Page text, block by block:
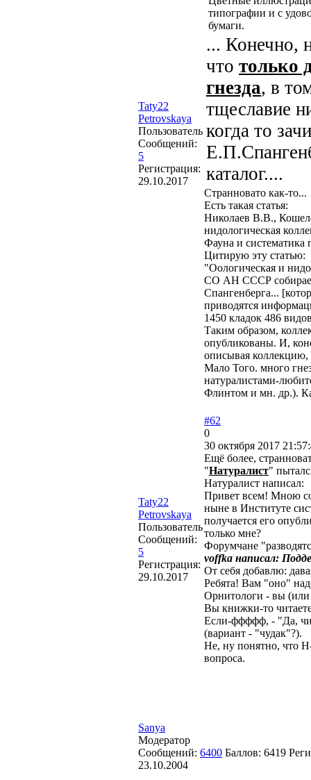
Taty22
Petrovskaya
Пользователь
Сообщений:
5
Регистрация:
29.10.2017
типографии и с
бумаги.
... Конечно,
что только
гнезда, в
тщеславие
когда то
каталог....
Странновато как-то...
Есть такая статья:
Николаев В.В.,
нидологическая
Фауна и
Цитирую эту статью:
"Оологическая и
СО АН СССР
Спангенберга...
приводятся
1450 кладок 486
Таким образом,
опубликованы. И,
описывая коллекцию,
Мало Того. много
натуралистами-
Флинтом и мн. др.).
Taty22
Petrovskaya
Пользователь
Сообщений:
5
Регистрация:
29.10.2017
#62
0
30 октября 2017
Ещё более,
"Натуралист"
Натуралист написал:
Привет всем! Мною
ныне в Институте
получается его
только мне?
Форумчане
voffka написал:
От себя добавлю:
Ребята! Вам "оно"
Орнитологи - вы (или
Вы книжки-то
Если-ффффф, - "Да,
(вариант - "чудак"?).
Не, ну понятно, что
вопроса.
Sanya
Модератор
Сообщений: 6400 Баллов: 6419
23.10.2004